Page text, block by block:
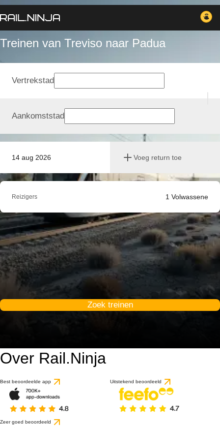
Treinen van Treviso naar Padua
14 aug 2026 Voeg return toe
Vertrekstad
Aankomststad
Reizigers 1 Volwassene
Zoek treinen
Over Rail.Ninja
Best beoordeelde app Uitstekend beoordeeld
Zeer goed beoordeeld